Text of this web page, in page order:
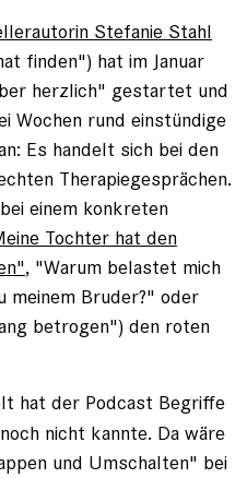
Stefanie Stahl
finden") hat im Januar
herzlich" gestartet und
Wochen rund einstündige
Es handelt sich bei den
Therapiegesprächen.
einem konkreten
Tochter hat den
, "Warum belastet mich
meinem Bruder?" oder
betrogen") den roten
hat der Podcast Begriffe
nicht kannte. Da wäre
und Umschalten" bei